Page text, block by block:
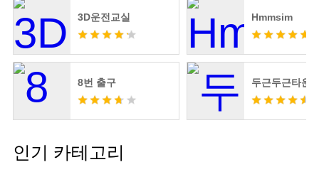
3D운전교실 Hmmsim
8번 출구 두근두근타운
인기 카테고리